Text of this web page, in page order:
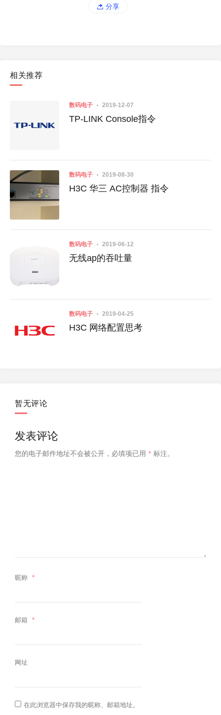
分享
相关推荐
数码电子 2019-12-07
TP-LINK Console指令
数码电子 2019-08-30
H3C 华三 AC控制器 指令
数码电子 2019-06-12
无线ap的吞吐量
数码电子 2019-04-25
H3C 网络配置思考
暂无评论
发表评论
您的电子邮件地址不会被公开， 必填项已用 * 标注。
昵称 *
邮箱 *
网址
在此浏览器中保存我的昵称、邮箱地址。